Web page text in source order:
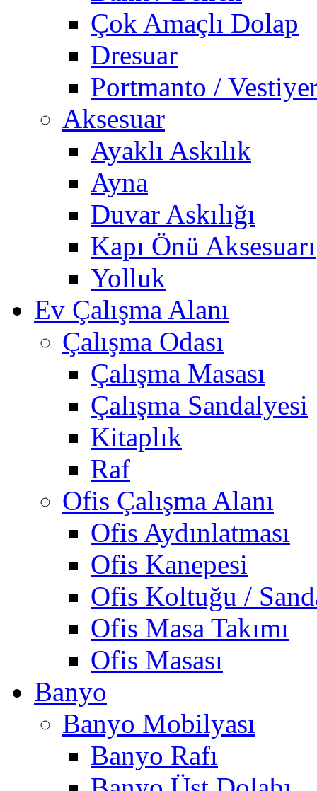
Çok Amaçlı Dolap
Dresuar
Portmanto /
Aksesuar
Ayaklı Askılık
Ayna
Duvar Askılığı
Kapı Önü Aksesuarı
Yolluk
Ev Çalışma Alanı
Çalışma Odası
Çalışma Masası
Çalışma Sandalyesi
Kitaplık
Raf
Ofis Çalışma Alanı
Ofis Aydınlatması
Ofis Kanepesi
Ofis Koltuğu /
Ofis Masa Takımı
Ofis Masası
Banyo
Banyo Mobilyası
Banyo Rafı